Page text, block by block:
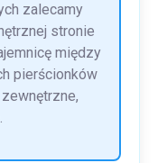
zalecamy
stronie
między
pierścionków